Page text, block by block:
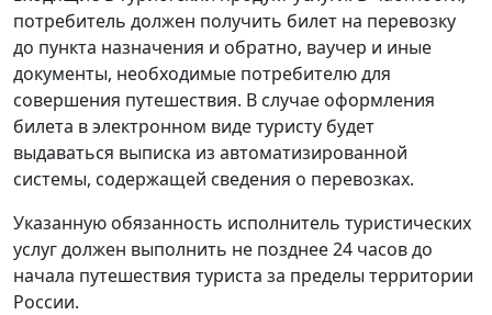
потребитель должен получить билет на перевозку
до пункта назначения и обратно, ваучер и иные
документы, необходимые потребителю для
совершения путешествия. В случае оформления
билета в электронном виде туристу будет
выдаваться выписка из автоматизированной
системы, содержащей сведения о перевозках.
Указанную обязанность исполнитель туристических
услуг должен выполнить не позднее 24 часов до
начала путешествия туриста за пределы территории
России.